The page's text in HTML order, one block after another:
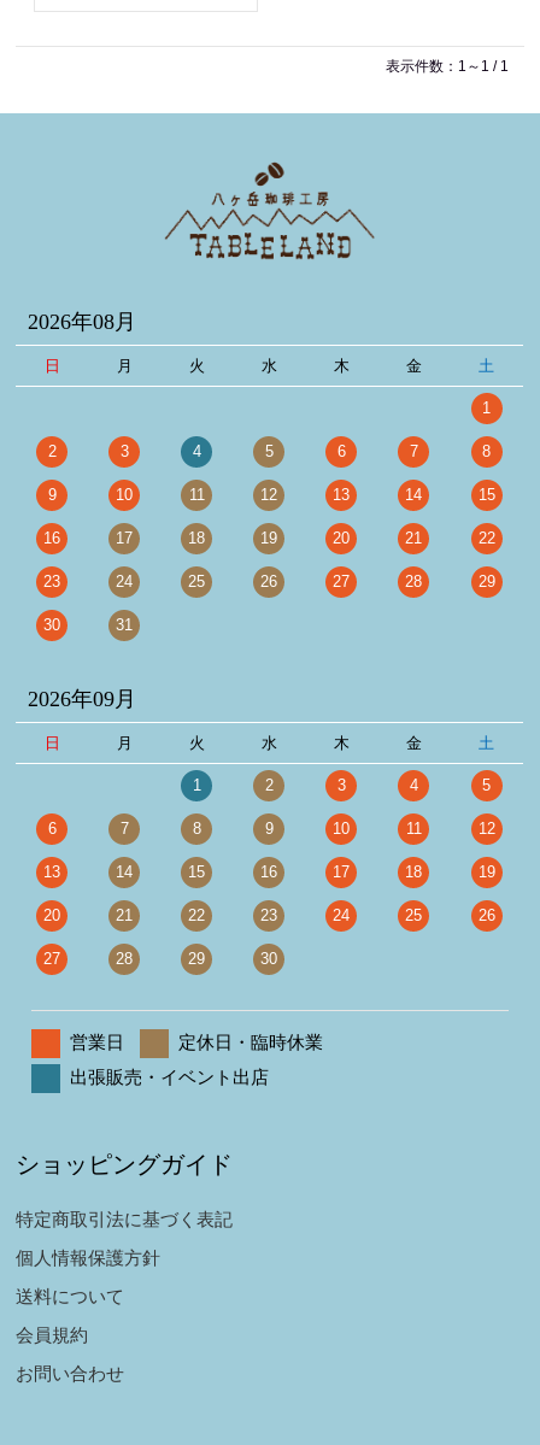
表示件数：1～1 / 1
2026年08月
日 月 火 水 木 金 土
1
2 3 4 5 6 7 8
9 10 11 12 13 14 15
16 17 18 19 20 21 22
23 24 25 26 27 28 29
30 31
2026年09月
日 月 火 水 木 金 土
1 2 3 4 5
6 7 8 9 10 11 12
13 14 15 16 17 18 19
20 21 22 23 24 25 26
27 28 29 30
営業日
定休日・臨時休業
出張販売・イベント出店
ショッピングガイド
特定商取引法に基づく表記
個人情報保護方針
送料について
会員規約
お問い合わせ